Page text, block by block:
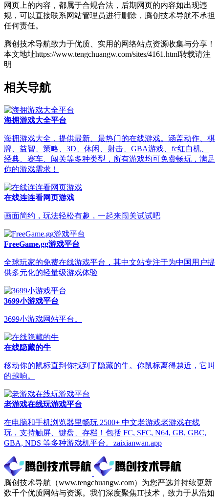
网页上的内容，都属于合规合法，后期网页的内容如出现违
规，可以直接联系网站管理员进行删除，腾创技术导航不承担
任何责任。
腾创技术导航致力于优质、实用的网络站点资源收集与分享！
本文地址https://www.tengchuangw.com/sites/4161.html转载请注
明
相关导航
海拥游戏大全平台
海拥游戏大全，提供最新、最热门的在线游戏。涵盖动作、棋
牌、益智、策略、3D、休闲、射击、GBA游戏、fc红白机、
经典、赛车、闯关等多种类型，所有游戏均可免费畅玩，满足
你的游戏需求！
在线连连看网页游戏
画面简约，玩法轻松有趣，一起来闯关试试吧
FreeGame.gg游戏平台
全球玩家的免费在线游戏平台，其中文站专注于为中国用户提
供多元化的轻量级游戏体验
3699小游戏平台
3699小游戏网站平台。
在线隐藏的牛
移动你的鼠标直到你找到了隐藏的牛。你鼠标离得越近，它叫
的越响。
老游戏在线玩游戏平台
在电脑和手机浏览器里畅玩 2500+ 中文老游戏老游戏在线
玩，支持触屏、键盘、存档！包括 FC, SFC, N64, GB, GBC,
GBA, NDS 等多种游戏机平台。zaixianwan.app
腾创技术导航（www.tengchuangw.com）为您严选并持续更新
数千个优质网站与资源。我们深度聚焦IT技术，致力于从浩如